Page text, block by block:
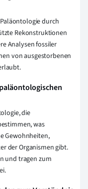
durch
Rekonstruktionen
Analysen fossiler
von ausgestorbenen
die
was
Gewohnheiten,
der Organismen gibt.
und tragen zum